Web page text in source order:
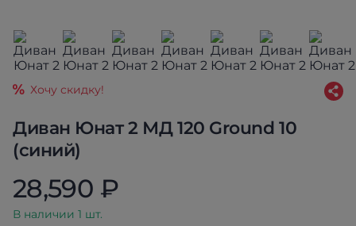
Диван Юнат 2 МД 120 Ground 10
(синий)
Хочу скидку!
28,590 ₽
В наличии 1 шт.